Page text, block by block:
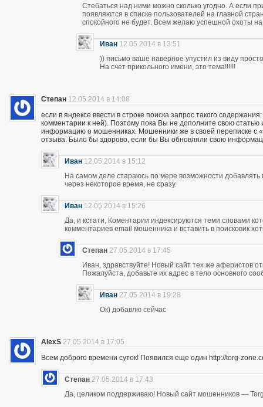
Стебаться над ними можно сколько угодно. А если
появляются в списке пользователей на главной
спокойного не будет. Всем желаю успешной охоты
Иван 12.05.2014 в 13:51
)) письмо ваше наверное упустил из виду
На счет прикольного имени, это тема!!!!!!
Степан 12.05.2014 в 14:08
если в яндексе ввести в строке поиска запрос такого
комментарии к ней). Поэтому пока Вы не дополните свою
информацию о мошенниках. Мошенники же в своей переписке с
отзыва. Было бы здорово, если бы Вы обновляли свою
Иван 12.05.2014 в 15:12
На самом деле стараюсь по мере возможности
через некоторое время, не сразу.
Иван 12.05.2014 в 15:26
Да, и кстати, Коментарии индексируются теми словами
комментариев email мошенника и вставить в поисковик
Степан 27.05.2014 в 17:45
Иван, здравствуйте! Новый сайт тех же аферистов
Пожалуйста, добавьте их адрес в тело основного
Иван 27.05.2014 в 19:28
Ок) добавлю сейчас
AlexS 27.05.2014 в 17:05
Всем доброго времени суток! Появился еще один http://torg-
Степан 27.05.2014 в 17:43
Да, целиком поддерживаю! Новый сайт мошенников —